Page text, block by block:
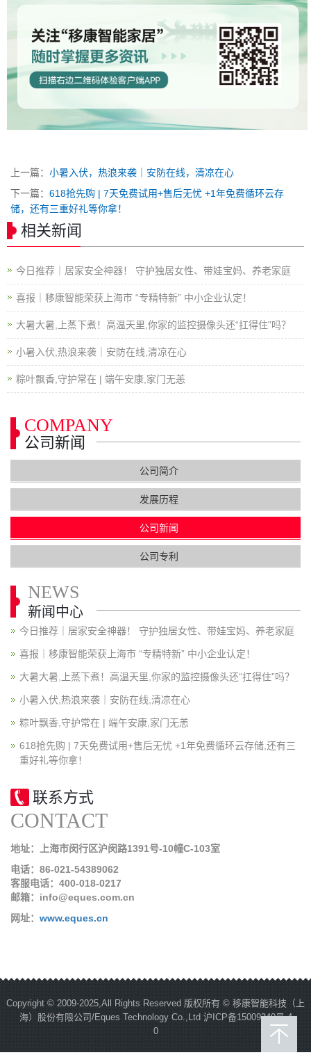
上一篇： 小暑入伏，热浪来袭｜安防在线，清凉在心
下一篇： 618抢先购 | 7天免费试用+售后无忧 +1年免费循环云存
储，还有三重好礼等你拿！
相关新闻
今日推荐｜居家安全神器！ 守护独居女性、带娃宝妈、养老家庭
喜报｜移康智能荣获上海市 “专精特新” 中小企业认定！
大暑大暑,上蒸下煮！高温天里,你家的监控摄像头还“扛得住”吗？
小暑入伏,热浪来袭｜安防在线,清凉在心
粽叶飘香,守护常在 | 端午安康,家门无恙
COMPANY
公司新闻
公司简介
发展历程
公司新闻
公司专利
NEWS
新闻中心
今日推荐｜居家安全神器！ 守护独居女性、带娃宝妈、养老家庭
喜报｜移康智能荣获上海市 “专精特新” 中小企业认定！
大暑大暑,上蒸下煮！高温天里,你家的监控摄像头还“扛得住”吗？
小暑入伏,热浪来袭｜安防在线,清凉在心
粽叶飘香,守护常在 | 端午安康,家门无恙
618抢先购 | 7天免费试用+售后无忧 +1年免费循环云存储,还有三
重好礼等你拿！
联系方式
CONTACT
地址：上海市闵行区沪闵路1391号-10幢C-103室
电话：86-021-54389062
客服电话：400-018-0217
邮箱：info@eques.com.cn
网址： www.eques.cn
Copyright © 2009-2025,All Rights Reserved 版权所有 © 移康智能科技（上
海）股份有限公司/Eques Technology Co.,Ltd 沪ICP备15009340号-4
0